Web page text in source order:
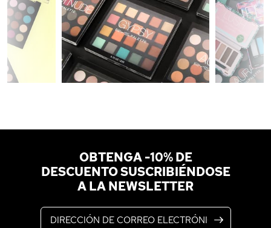
OBTENGA -10% DE
DESCUENTO SUSCRIBIÉNDOSE
A LA NEWSLETTER